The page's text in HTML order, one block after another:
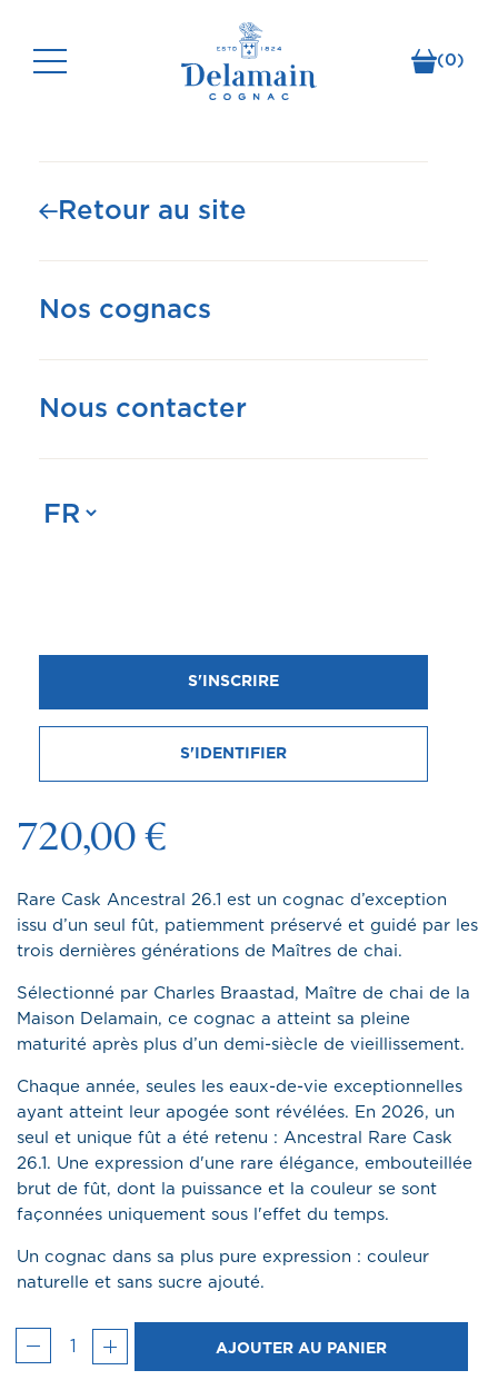
(0)
Retour au site
Nos cognacs
Nous contacter
S'INSCRIRE
S'IDENTIFIER
Delamain Cognac RARE CASK ANCESTRAL 26.1 (Édition limitée)
RARE CASK ANCESTRAL 26.1
720,00 €
Rare Cask Ancestral 26.1 est un cognac d’exception
issu d’un seul fût, patiemment préservé et guidé par les
trois dernières générations de Maîtres de chai.
Sélectionné par Charles Braastad, Maître de chai de la
Maison Delamain, ce cognac a atteint sa pleine
maturité après plus d’un demi-siècle de vieillissement.
Chaque année, seules les eaux-de-vie exceptionnelles
ayant atteint leur apogée sont révélées. En 2026, un
seul et unique fût a été retenu : Ancestral Rare Cask
26.1. Une expression d'une rare élégance, embouteillée
brut de fût, dont la puissance et la couleur se sont
façonnées uniquement sous l'eﬀet du temps.
Un cognac dans sa plus pure expression : couleur
naturelle et sans sucre ajouté.
AJOUTER AU PANIER